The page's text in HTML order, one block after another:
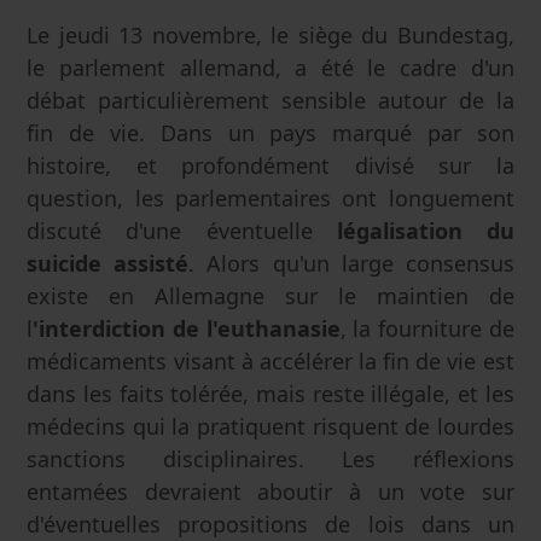
Le jeudi 13 novembre, le siège du Bundestag,
le parlement allemand, a été le cadre d'un
débat particulièrement sensible autour de la
fin de vie. Dans un pays marqué par son
histoire, et profondément divisé sur la
question, les parlementaires ont longuement
discuté d'une éventuelle
légalisation du
suicide assisté. Alors qu'un large consensus
existe en Allemagne sur le maintien de
l'interdiction de l'euthanasie, la fourniture de
médicaments visant à accélérer la fin de vie est
dans les faits tolérée, mais reste illégale, et les
médecins qui la pratiquent risquent de lourdes
sanctions disciplinaires. Les réflexions
entamées devraient aboutir à un vote sur
d'éventuelles propositions de lois dans un